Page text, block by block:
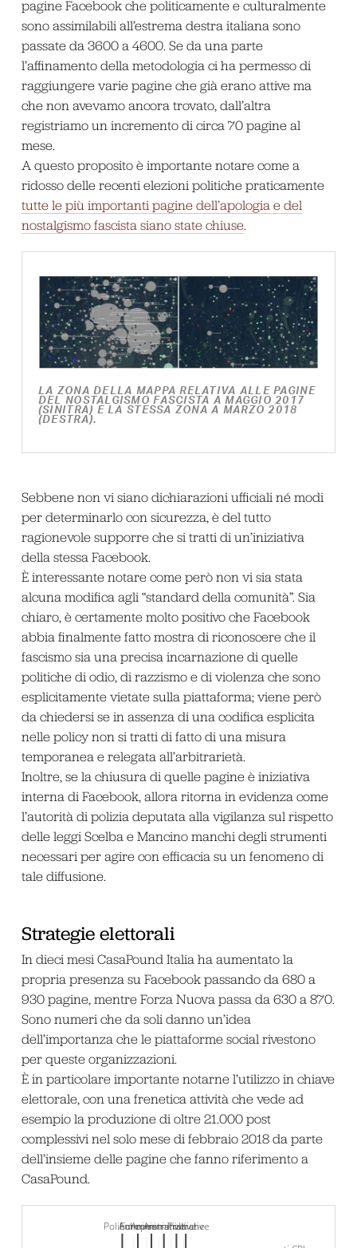
pagine Facebook che politicamente e culturalmente
sono assimilabili all’estrema destra italiana sono
passate da 3600 a 4600. Se da una parte
l’affinamento della metodologia ci ha permesso di
raggiungere varie pagine che già erano attive ma
che non avevamo ancora trovato, dall’altra
registriamo un incremento di circa 70 pagine al
mese.
A questo proposito è importante notare come a
ridosso delle recenti elezioni politiche praticamente
tutte le più importanti pagine dell’apologia e del
nostalgismo fascista siano state chiuse.
LA ZONA DELLA MAPPA RELATIVA ALLE PAGINE
DEL NOSTALGISMO FASCISTA A MAGGIO 2017
(SINITRA) E LA STESSA ZONA A MARZO 2018
(DESTRA).
Sebbene non vi siano dichiarazioni ufficiali né modi
per determinarlo con sicurezza, è del tutto
ragionevole supporre che si tratti di un’iniziativa
della stessa Facebook.
È interessante notare come però non vi sia stata
alcuna modifica agli “standard della comunità”. Sia
chiaro, è certamente molto positivo che Facebook
abbia finalmente fatto mostra di riconoscere che il
fascismo sia una precisa incarnazione di quelle
politiche di odio, di razzismo e di violenza che sono
esplicitamente vietate sulla piattaforma; viene però
da chiedersi se in assenza di una codifica esplicita
nelle policy non si tratti di fatto di una misura
temporanea e relegata all’arbitrarietà.
Inoltre, se la chiusura di quelle pagine è iniziativa
interna di Facebook, allora ritorna in evidenza come
l’autorità di polizia deputata alla vigilanza sul rispetto
delle leggi Scelba e Mancino manchi degli strumenti
necessari per agire con efficacia su un fenomeno di
tale diffusione.
Strategie elettorali
In dieci mesi CasaPound Italia ha aumentato la
propria presenza su Facebook passando da 680 a
930 pagine, mentre Forza Nuova passa da 630 a 870.
Sono numeri che da soli danno un’idea
dell’importanza che le piattaforme social rivestono
per queste organizzazioni.
È in particolare importante notarne l’utilizzo in chiave
elettorale, con una frenetica attività che vede ad
esempio la produzione di oltre 21.000 post
complessivi nel solo mese di febbraio 2018 da parte
dell’insieme delle pagine che fanno riferimento a
CasaPound.
Politiche
Europee
Amministrative
Amministrative
Amministrative
Politiche